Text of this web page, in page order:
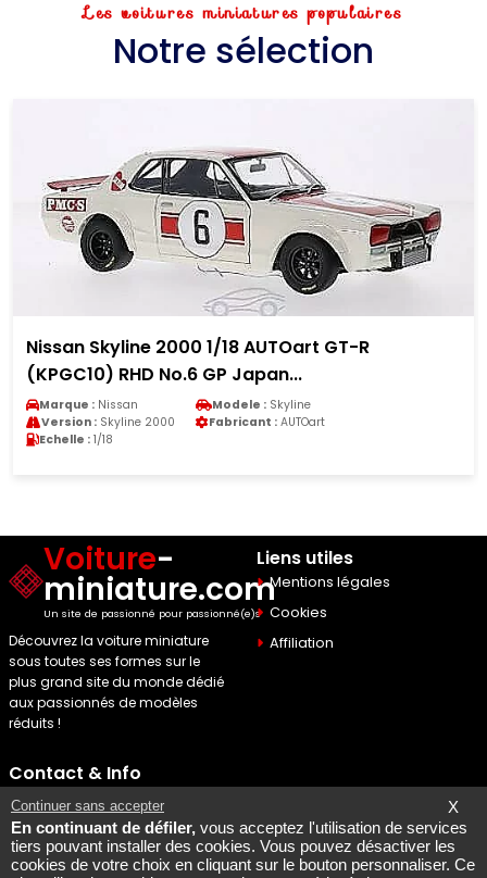
Les voitures miniatures populaires
Notre sélection
Nissan Skyline 2000 1/18 AUTOart GT-R
(KPGC10) RHD No.6 GP Japan...
Marque : Nissan Modele : Skyline
Version : Skyline 2000 Fabricant : AUTOart
Echelle : 1/18
Voiture-
miniature.com
Un site de passionné pour passionné(e)s
Découvrez la voiture miniature
sous toutes ses formes sur le
plus grand site du monde dédié
aux passionnés de modèles
réduits !
Liens utiles
Mentions légales
Cookies
Affiliation
Contact & Info
Maquette Mobylette
SEO parLaurent Bousquet
Page consultee le 2026 08
X
Continuer sans accepter
En continuant de défiler, vous acceptez l'utilisation de services
tiers pouvant installer des cookies. Vous pouvez désactiver les
cookies de votre choix en cliquant sur le bouton personnaliser. Ce